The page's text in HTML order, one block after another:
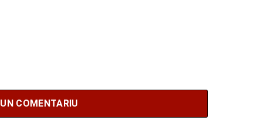
UN COMENTARIU